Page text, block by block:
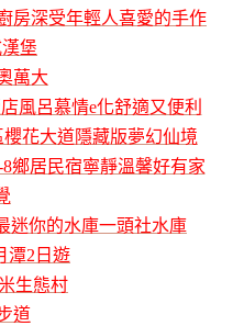
房深受年輕人喜愛的手作
堡
萬大
風呂慕情e化舒適又便利
花大道隱藏版夢幻仙境
鄉居民宿寧靜溫馨好有家
迷你的水庫一頭社水庫
潭2日遊
生態村
道